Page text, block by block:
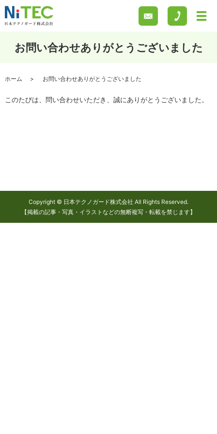
お問い合わせありがとうございました
ホーム お問い合わせありがとうございました
このたびは、問い合わせいただき、誠にありがとうございました。
Copyright © 日本テクノガード株式会社 All Rights Reserved.
【掲載の記事・写真・イラストなどの無断複写・転載を禁じます】